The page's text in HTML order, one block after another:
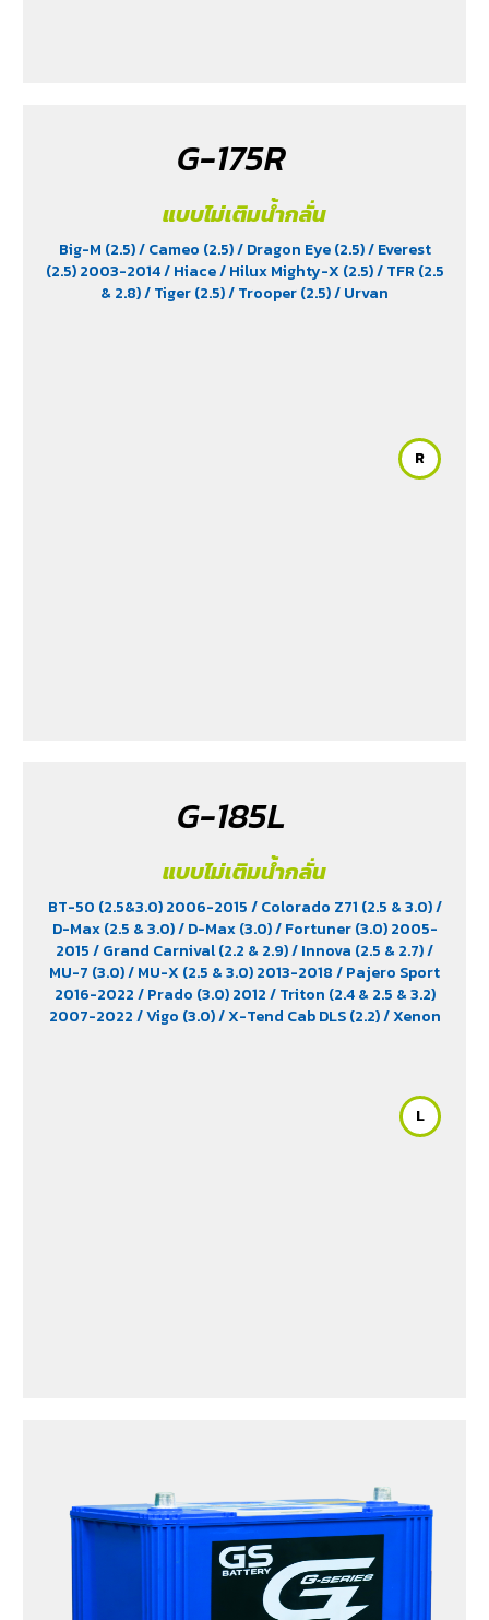
G-175R
แบบไม่เติมน้ำกลั่น
Big-M (2.5)/ Cameo (2.5)/ Dragon Eye (2.5)/ Everest
(2.5) 2003-2014/ Hiace/ Hilux Mighty-X (2.5)/ TFR (2.5
& 2.8)/ Tiger (2.5)/ Trooper (2.5)/ Urvan
R
G-185L
แบบไม่เติมน้ำกลั่น
BT-50 (2.5&3.0) 2006-2015/ Colorado Z71 (2.5 & 3.0)/
D-Max (2.5 & 3.0)/ D-Max (3.0)/ Fortuner (3.0) 2005-
2015/ Grand Carnival (2.2 & 2.9)/ Innova (2.5 & 2.7)/
MU-7 (3.0)/ MU-X (2.5 & 3.0) 2013-2018/ Pajero Sport
2016-2022/ Prado (3.0) 2012/ Triton (2.4 & 2.5 & 3.2)
2007-2022/ Vigo (3.0)/ X-Tend Cab DLS (2.2)/ Xenon
L